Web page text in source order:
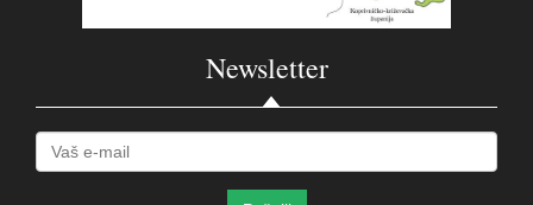
Newsletter